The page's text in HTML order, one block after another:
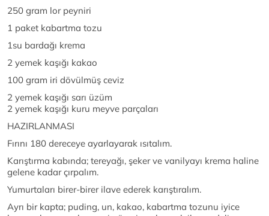
250 gram lor peyniri
1 paket kabartma tozu
1su bardağı krema
2 yemek kaşığı kakao
100 gram iri dövülmüş ceviz
2 yemek kaşığı sarı üzüm
2 yemek kaşığı kuru meyve parçaları
HAZIRLANMASI
Fırını 180 dereceye ayarlayarak ısıtalım.
Karıştırma kabında; tereyağı, şeker ve vanilyayı krema haline
gelene kadar çırpalım.
Yumurtaları birer-birer ilave ederek karıştıralım.
Ayrı bir kapta; puding, un, kakao, kabartma tozunu iyice